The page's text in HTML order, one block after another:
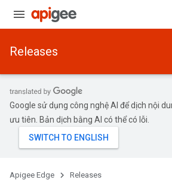
Releases
Google sử dụng công nghệ AI để dịch nội
ưu tiên. Bản dịch bằng AI có thể có lỗi.
Apigee Edge Releases